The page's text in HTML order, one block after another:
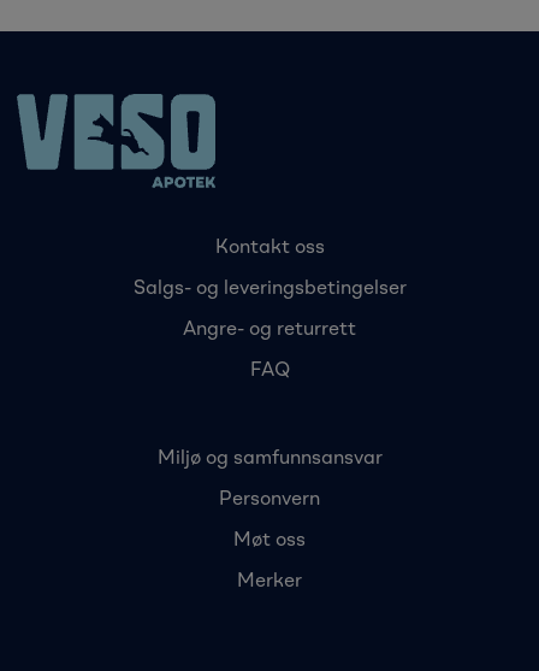
Kontakt oss
Salgs- og leveringsbetingelser
Angre- og returrett
FAQ
Miljø og samfunnsansvar
Personvern
Møt oss
Merker